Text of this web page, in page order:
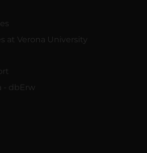
at Verona University
- dbErw